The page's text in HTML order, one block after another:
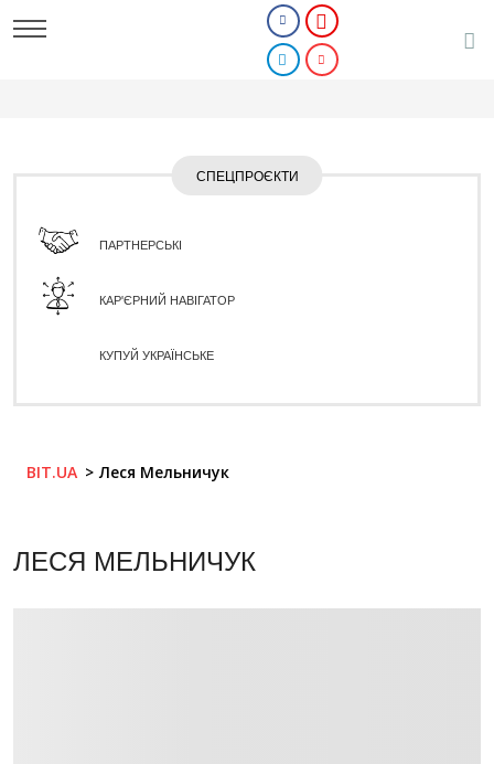
СПЕЦПРОЄКТИ
ПАРТНЕРСЬКІ
КАР'ЄРНИЙ НАВІГАТОР
КУПУЙ УКРАЇНСЬКЕ
BIT.UA Леся Мельничук
ЛЕСЯ МЕЛЬНИЧУК